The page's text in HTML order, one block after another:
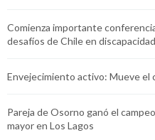
Comienza importante
desafíos de Chile en
Envejecimiento activo: Mueve el
Pareja de Osorno ganó el
mayor en Los Lagos